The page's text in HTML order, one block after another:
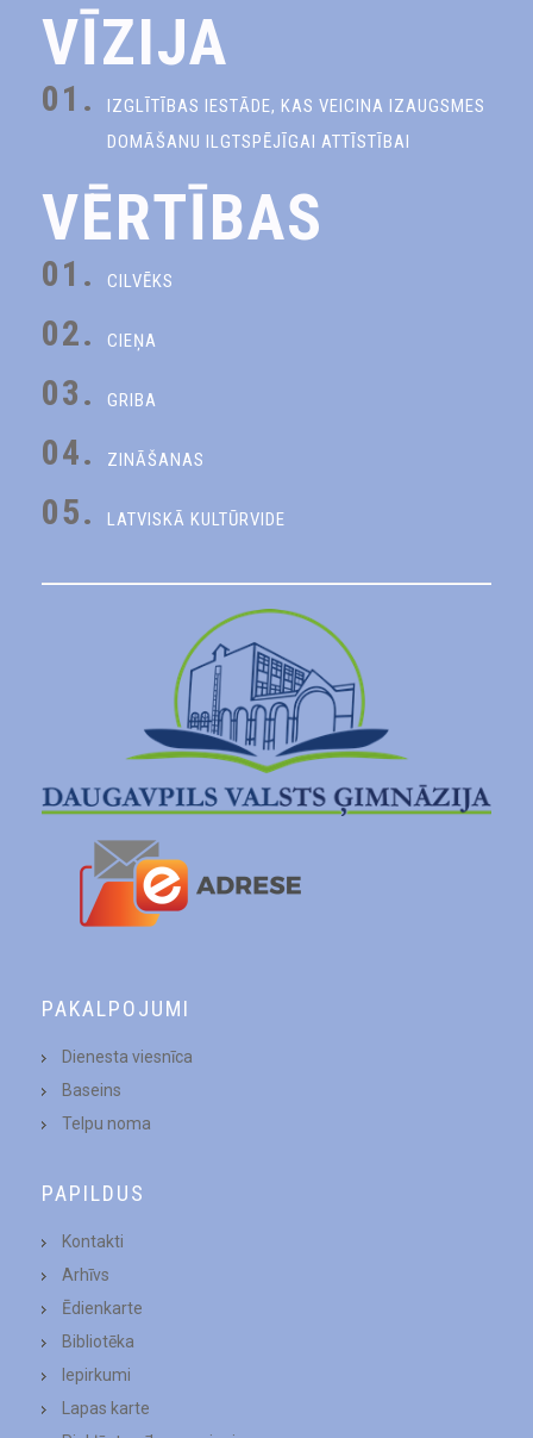
VĪZIJA
01.
IZGLĪTĪBAS IESTĀDE, KAS VEICINA IZAUGSMES
DOMĀŠANU ILGTSPĒJĪGAI ATTĪSTĪBAI
VĒRTĪBAS
01. CILVĒKS
02. CIEŅA
03. GRIBA
04. ZINĀŠANAS
05. LATVISKĀ KULTŪRVIDE
PAKALPOJUMI
Dienesta viesnīca
Baseins
Telpu noma
PAPILDUS
Kontakti
Arhīvs
Ēdienkarte
Bibliotēka
Iepirkumi
Lapas karte